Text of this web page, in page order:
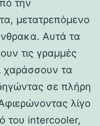
την
μετατρεπόμενο
Αυτά τα
τις γραμμές
χαράσσουν τα
σε πλήρη
λίγο
του intercooler,